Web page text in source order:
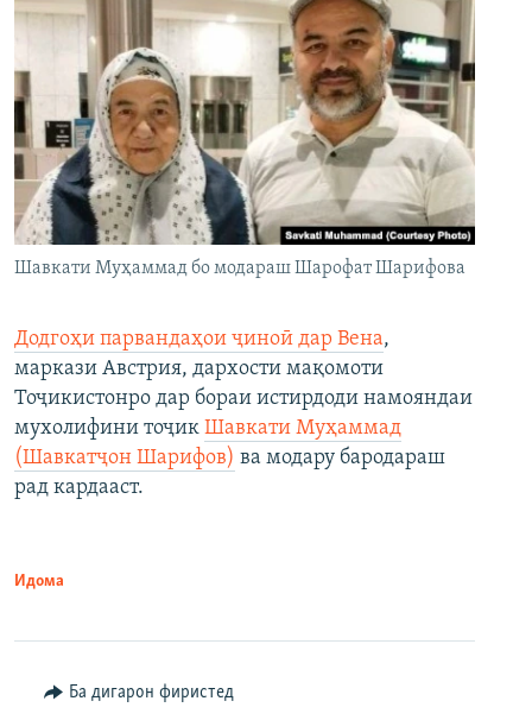
Шавкати Муҳаммад бо модараш Шарофат Шарифова
Додгоҳи парвандаҳои ҷиноӣ дар Вена,
маркази Австрия, дархости мақомоти
Тоҷикистонро дар бораи истирдоди намояндаи
мухолифини тоҷик Шавкати Муҳаммад
(Шавкатҷон Шарифов) ва модару бародараш
рад кардааст.
Идома
Ба дигарон фиристед